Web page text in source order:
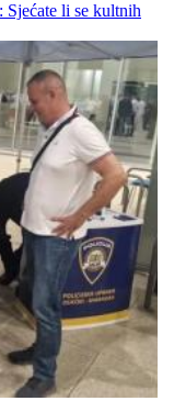
Sjećate li se kultnih